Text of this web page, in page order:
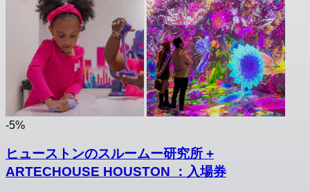
-5%
ヒューストンのスルームー研究所 +
ARTECHOUSE HOUSTON ：入場券